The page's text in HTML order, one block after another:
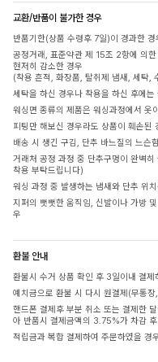
교환/반품이 불가한 경우
반품기한(상품 수령후 7일)이 경과한 경
공정거래, 표준약관 제 15조 2항에 의
현저히 감소한 경우
(착용 흔적, 화장품, 탈취제 냄새, 세탁,
세탁을 하신 경우나 착용을 하신 후에
워싱면 종류의 제품은 워싱과정에서 옷
피팅만 해보신 경우라도 상품이 훼손된
배송 시 생긴 구김, 단추 바느질의 느슨
거래처 공정 과정 중 단추구멍이 완벽
착용 부탁드립니다)
워싱 과정 중 발생하는 냄새와 단추 위
지퍼의 뻣뻣한 움직임, 신발이나 가방
우
환불 안내
환불시 수거 상품 확인 후 3일이내 결
예치금으로 환불 시 다시 원결제(무통
핸드폰 결제후 부분 취소 또는 결제한
아 반품시 결제금액의 3.75%가 차감 후
적립금과 복합 결제하여 주문하였을 경